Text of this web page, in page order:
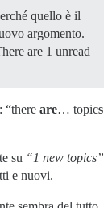
quello è il
argomento.
are 1 unread
“there are… topics
su “1 new topics”
e nuovi.